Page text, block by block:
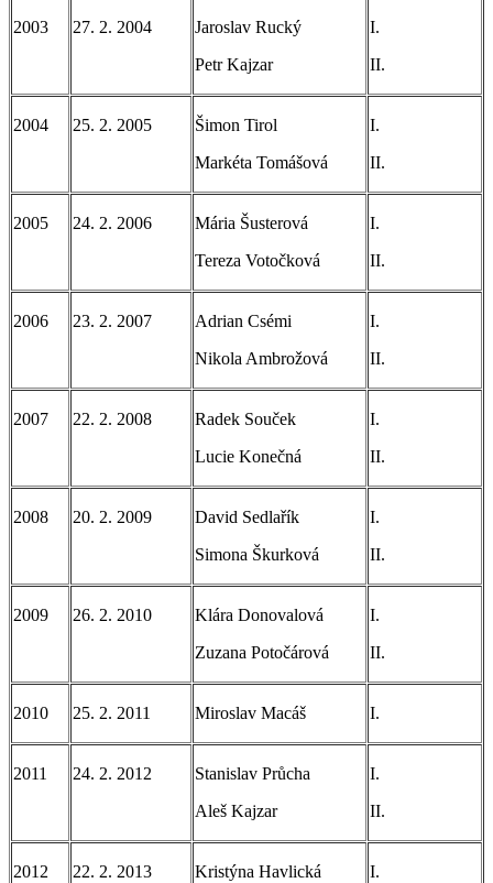
2003 27. 2. 2004
Jaroslav Rucký
Petr Kajzar
I.
II.
2004 25. 2. 2005
Šimon Tirol
Markéta Tomášová
I.
II.
2005 24. 2. 2006
Mária Šusterová
Tereza Votočková
I.
II.
2006 23. 2. 2007
Adrian Csémi
Nikola Ambrožová
I.
II.
2007 22. 2. 2008
Radek Souček
Lucie Konečná
I.
II.
2008 20. 2. 2009
David Sedlařík
Simona Škurková
I.
II.
2009 26. 2. 2010
Klára Donovalová
Zuzana Potočárová
I.
II.
2010 25. 2. 2011 Miroslav Macáš I.
2011 24. 2. 2012
Stanislav Průcha
Aleš Kajzar
I.
II.
2012 22. 2. 2013
Kristýna Havlická
I.